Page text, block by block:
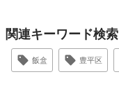
関連キーワード検索
飯盒 豊平区